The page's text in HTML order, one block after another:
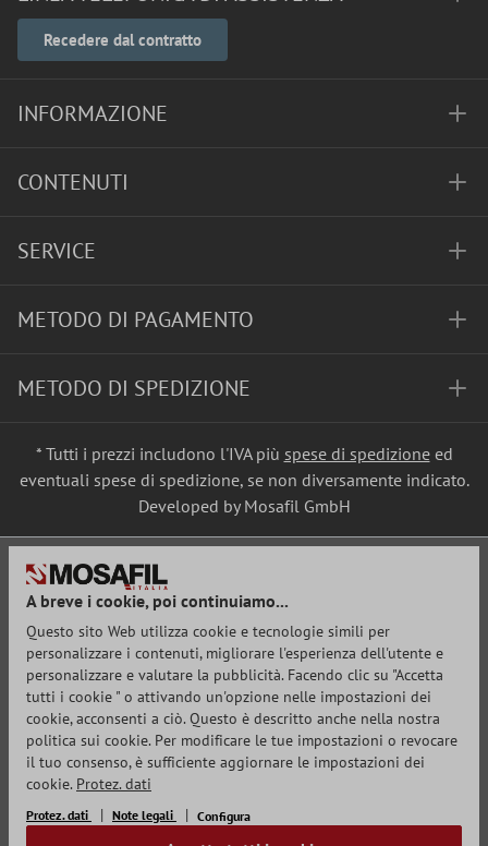
Recedere dal contratto
INFORMAZIONE
CONTENUTI
SERVICE
METODO DI PAGAMENTO
METODO DI SPEDIZIONE
* Tutti i prezzi includono l'IVA più spese di spedizioneed
eventuali spese di spedizione, se non diversamente indicato.
Developed by Mosafil GmbH
A breve i cookie, poi continuiamo...
Questo sito Web utilizza cookie e tecnologie simili per
personalizzare i contenuti, migliorare l'esperienza dell'utente e
personalizzare e valutare la pubblicità. Facendo clic su "Accetta
tutti i cookie " o attivando un'opzione nelle impostazioni dei
cookie, acconsenti a ciò. Questo è descritto anche nella nostra
politica sui cookie. Per modificare le tue impostazioni o revocare
il tuo consenso, è sufficiente aggiornare le impostazioni dei
cookie. Protez. dati
Protez. dati Note legali Configura